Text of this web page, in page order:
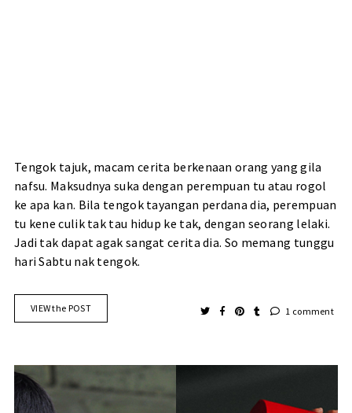
Tengok tajuk, macam cerita berkenaan orang yang gila
nafsu. Maksudnya suka dengan perempuan tu atau rogol
ke apa kan. Bila tengok tayangan perdana dia, perempuan
tu kene culik tak tau hidup ke tak, dengan seorang lelaki.
Jadi tak dapat agak sangat cerita dia. So memang tunggu
hari Sabtu nak tengok.
VIEW the POST 1 comment